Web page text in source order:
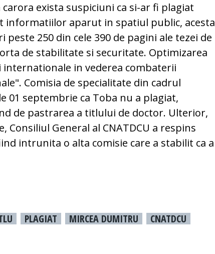
exista suspiciuni ca si-ar fi plagiat
informatiilor aparut in spatiul public, acesta
250 din cele 390 de pagini ale tezei de
de stabilitate si securitate. Optimizarea
in vederea combaterii
Comisia de specialitate din cadrul
01 septembrie ca Toba nu a plagiat,
de pastrarea a titlului de doctor. Ulterior,
General al CNATDCU a respins
intrunita o alta comisie care a stabilit ca a
PLAGIAT MIRCEA DUMITRU
CNATDCU